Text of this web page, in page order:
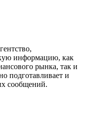
информацию, как
рынка, так и
подготавливает и
сообщений.